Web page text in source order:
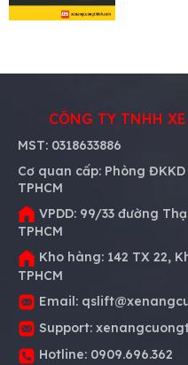
CÔNG TY TNHH
MST: 0318633886
Cơ quan cấp: Phòng
TPHCM
VPDD: 99/33 đường
TPHCM
Kho hàng: 142 TX 22,
TPHCM
Email:
Support:
Hotline: 0909.696.362